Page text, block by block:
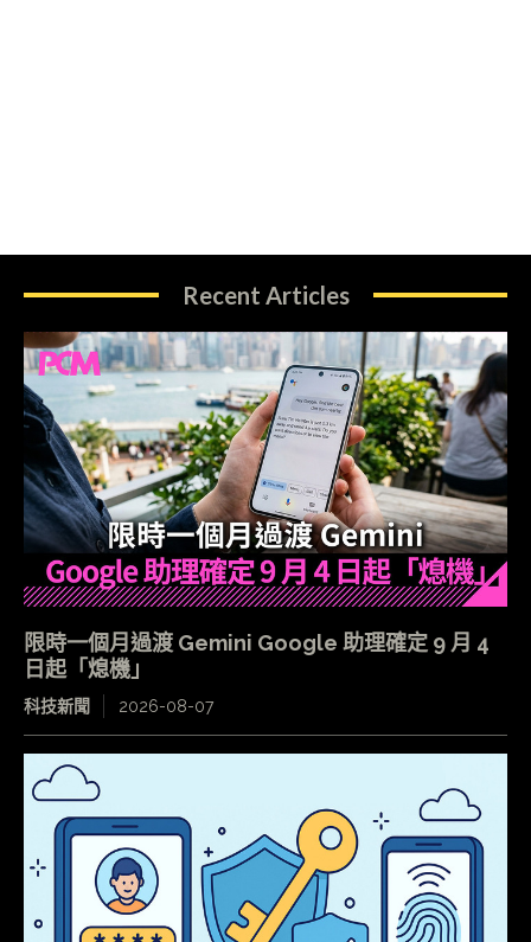
Recent Articles
限時一個月過渡 Gemini Google 助理確定 9 月 4
日起「熄機」
科技新聞 2026-08-07